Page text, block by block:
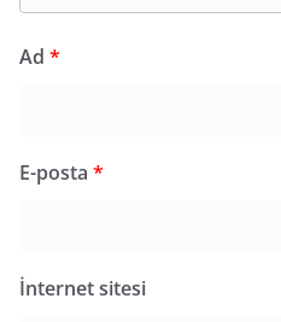
Ad *
E-posta *
İnternet sitesi